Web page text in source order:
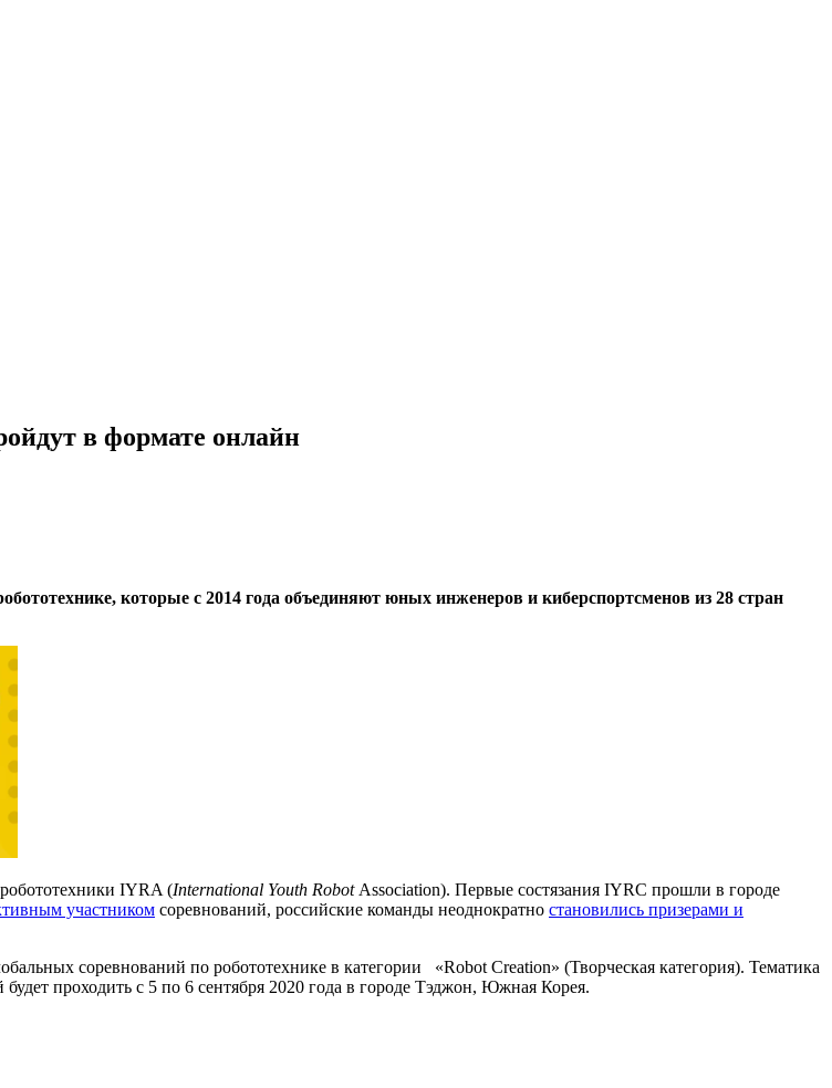
в формате онлайн
которые с 2014 года объединяют юных инженеров и киберспортсменов из 28 стран
IYRA (International Youth Robot Association). Первые состязания IYRC прошли в городе
участником соревнований, российские команды неоднократно становились призерами и
соревнований по робототехнике в категории «Robot Creation» (Творческая категория). Тематика
проходить с 5 по 6 сентября 2020 года в городе Тэджон, Южная Корея.